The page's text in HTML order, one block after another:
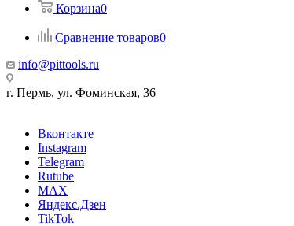
Корзина0
Сравнение товаров0
info@pittools.ru
г. Пермь, ул. Фоминская, 36
Вконтакте
Instagram
Telegram
Rutube
MAX
Яндекс.Дзен
TikTok